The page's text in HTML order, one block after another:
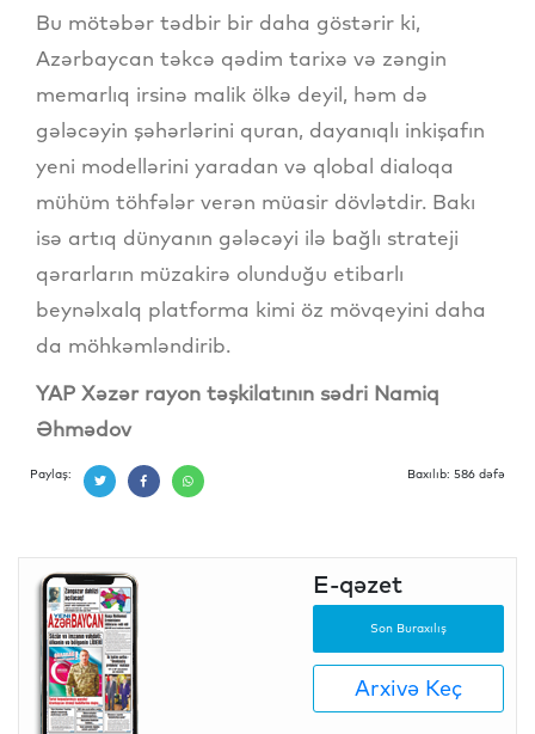
Bu mötəbər tədbir bir daha göstərir ki,
Azərbaycan təkcə qədim tarixə və zəngin
memarlıq irsinə malik ölkə deyil, həm də
gələcəyin şəhərlərini quran, dayanıqlı inkişafın
yeni modellərini yaradan və qlobal dialoqa
mühüm töhfələr verən müasir dövlətdir. Bakı
isə artıq dünyanın gələcəyi ilə bağlı strateji
qərarların müzakirə olunduğu etibarlı
beynəlxalq platforma kimi öz mövqeyini daha
da möhkəmləndirib.
YAP Xəzər rayon təşkilatının sədri Namiq
Əhmədov
Paylaş: Baxılıb: 586 dəfə
E-qəzet
Son Buraxılış
Arxivə Keç